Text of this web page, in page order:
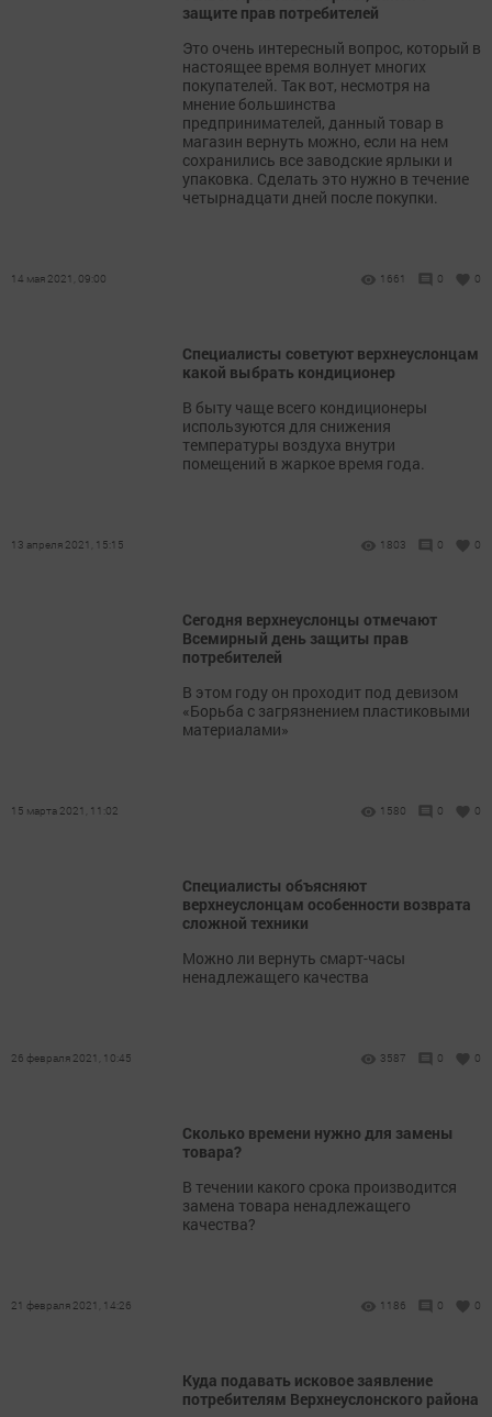
защите прав потребителей
Это очень интересный вопрос, который в
настоящее время волнует многих
покупателей. Так вот, несмотря на
мнение большинства
предпринимателей, данный товар в
магазин вернуть можно, если на нем
сохранились все заводские ярлыки и
упаковка. Сделать это нужно в течение
четырнадцати дней после покупки.
14 мая 2021, 09:00 1661 0 0
Специалисты советуют верхнеуслонцам
какой выбрать кондиционер
В быту чаще всего кондиционеры
используются для снижения
температуры воздуха внутри
помещений в жаркое время года.
13 апреля 2021, 15:15 1803 0 0
Сегодня верхнеуслонцы отмечают
Всемирный день защиты прав
потребителей
В этом году он проходит под девизом
«Борьба с загрязнением пластиковыми
материалами»
15 марта 2021, 11:02 1580 0 0
Специалисты объясняют
верхнеуслонцам особенности возврата
сложной техники
Можно ли вернуть смарт-часы
ненадлежащего качества
26 февраля 2021, 10:45 3587 0 0
Сколько времени нужно для замены
товара?
В течении какого срока производится
замена товара ненадлежащего
качества?
21 февраля 2021, 14:26 1186 0 0
Куда подавать исковое заявление
потребителям Верхнеуслонского района